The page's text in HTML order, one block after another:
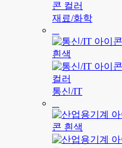
재료/화학
통신/IT